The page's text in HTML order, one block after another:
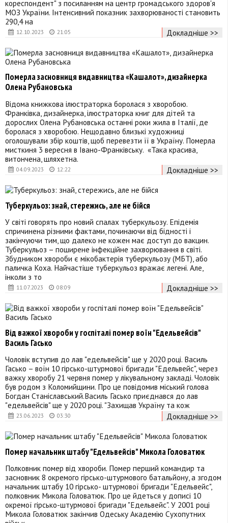
12.10.2023 21:05
кореспондент" з посиланням на центр громадського здоров'я
МОЗ України. Інтенсивний показник захворюваності становить
290,4 на
Докладніше >>
04.09.2023 12:22
Померла засновниця видавництва «Кашалот», дизайнерка
Олена Рубановська
Відома книжкова ілюстраторка боролася з хворобою.
Франківка, дизайнерка, ілюстраторка книг для дітей та
дорослих Олена Рубановська останні роки жила в Італії, де
боролася з хворобою. Нещодавно близькі художниці
оголошували збір коштів, щоб перевезти її в Україну. Померла
мисткиня 3 вересня в Івано-Франківську. «Така красива,
витончена, шляхетна.
Докладніше >>
11.07.2023 08:09
Туберкульоз: знай, стережись, але не бійся
У світі говорять про новий спалах туберкульозу. Епідемія
спричинена різними фактами, починаючи від бідності і
закінчуючи тим, що далеко не кожен має доступ до вакцин.
Туберкульоз – поширене інфекційне захворювання в світі.
Збудником хвороби є мікобактерія туберкульозу (МБТ), або
паличка Коха. Найчастіше туберкульоз вражає легені. Але,
інколи з то
Докладніше >>
23.06.2023 03:30
Від важкої хвороби у госпіталі помер воїн "Едельвейсів"
Василь Гасько
Чоловік вступив до лав "едельвейсів" ще у 2020 році. Василь
Гасько – воїн 10 гірсько-штурмової бригади "Едельвейс", через
важку хворобу 21 червня помер у лікувальному закладі. Чоловік
був родом з Коломийщини. Про це повідомив міський голова
Богдан Станіславський.Василь Гасько приєднався до лав
"едельвейсів" ще у 2020 році. "Захищав Україну та кож
Докладніше >>
Помер начальник штабу "Едельвейсів" Микола Головатюк
Полковник помер від хвороби. Помер перший командир та
засновник 8 окремого гірсько-штурмового батальйону, а згодом
начальник штабу 10 гірсько- штурмової бригади "Едельвейс",
полковник Микола Головатюк. Про це йдеться у дописі 10
окремої гірсько-штурмової бригади "Едельвейс". У 2001 році
Микола Головатюк закінчив Одеську Академію Сухопутних